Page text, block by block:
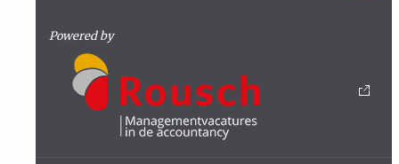
Powered by